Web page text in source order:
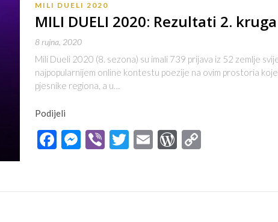
MILI DUELI 2020
MILI DUELI 2020: Rezultati 2. kruga
8 rujna, 2020
Mili Dueli 2020 (8. sezona) su imali 739 prijava iz 52 zemlje
najpopularnijem online kontestu poezije na ovim prostoria
pjesnike regiona, a u…
Podijeli
Facebook
Messenger
ViberTwitter
EmailWordPress